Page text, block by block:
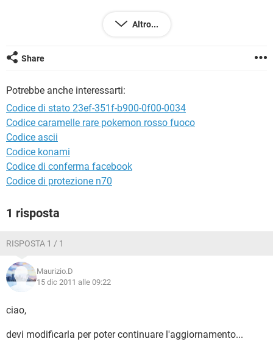
Altro...
Share
Potrebbe anche interessarti:
Codice di stato 23ef-351f-b900-0f00-0034
Codice caramelle rare pokemon rosso fuoco
Codice ascii
Codice konami
Codice di conferma facebook
Codice di protezione n70
1 risposta
RISPOSTA 1 / 1
Maurizio.D
15 dic 2011 alle 09:22
ciao,
devi modificarla per poter continuare l'aggiornamento...